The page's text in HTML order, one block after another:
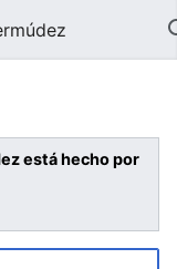
está hecho por